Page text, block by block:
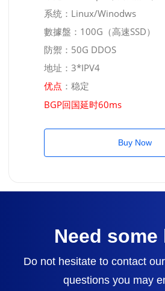
系统：Linux/Winodws
數據盤：100G（高速SSD）
防禦：50G DDOS
地址：3*IPV4
优点 ：稳定
BGP回国延时60ms
Buy Now
Need some
Do not hesitate to contact
questions you may